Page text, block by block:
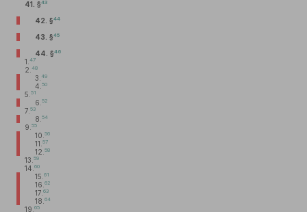
41. §43
42. §44
43. §45
44. §46
1. 47
2. 48
3. 49
4. 50
5. 51
6. 52
7. 53
8. 54
9. 55
10. 56
11. 57
12. 58
13. 59
14. 60
15. 61
16. 62
17. 63
18. 64
19. 65